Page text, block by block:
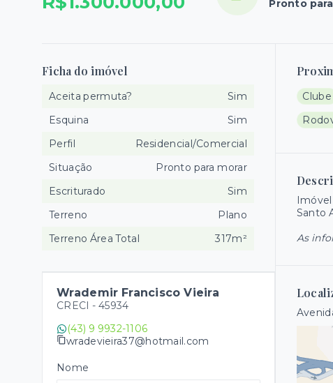
Pronto
Clube
Santo
As
Ficha do imóvel
Aceita permuta?
Sim
Esquina
Sim
Perfil
Residencial/Comercial
Situação
Pronto para morar
Escriturado
Sim
Terreno
Plano
Terreno Área Total
317m²
Wrademir Francisco Vieira
CRECI - 45934
(43) 9 9932-1106
wradevieira37@hotmail.com
Nome